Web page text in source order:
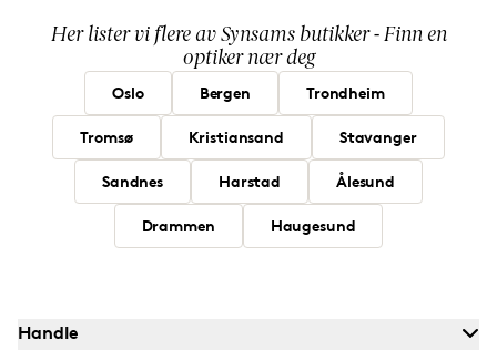
Her lister vi flere av Synsams butikker - Finn en
optiker nær deg
Oslo Bergen Trondheim
Tromsø Kristiansand Stavanger
Sandnes Harstad Ålesund
Drammen Haugesund
Handle